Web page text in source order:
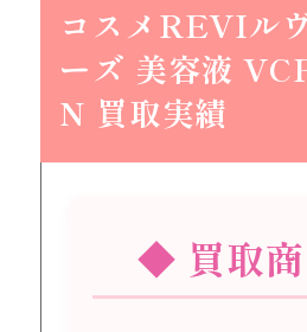
コスメREVIル
ーズ 美容液
N 買取実績
◆ 買取